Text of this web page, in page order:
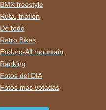
BMX freestyle
Ruta, triatlon
De todo
Retro Bikes
Enduro-All mountain
Ranking
Fotos del DIA
Fotos mas votadas